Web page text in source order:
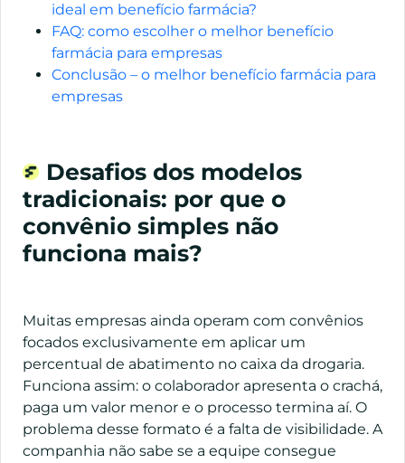
ideal em benefício farmácia?
FAQ: como escolher o melhor benefício
farmácia para empresas
Conclusão – o melhor benefício farmácia para
empresas
Desafios dos modelos
tradicionais: por que o
convênio simples não
funciona mais?
Muitas empresas ainda operam com convênios
focados exclusivamente em aplicar um
percentual de abatimento no caixa da drogaria.
Funciona assim: o colaborador apresenta o crachá,
paga um valor menor e o processo termina aí. O
problema desse formato é a falta de visibilidade. A
companhia não sabe se a equipe consegue